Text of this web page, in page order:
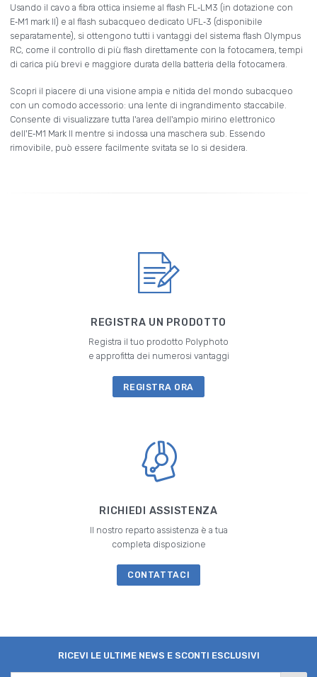
Usando il cavo a fibra ottica insieme al flash FL‑LM3 (in dotazione con
E‑M1 mark II) e al flash subacqueo dedicato UFL‑3 (disponibile
separatamente), si ottengono tutti i vantaggi del sistema flash Olympus
RC, come il controllo di più flash direttamente con la fotocamera, tempi
di carica più brevi e maggiore durata della batteria della fotocamera.
Scopri il piacere di una visione ampia e nitida del mondo subacqueo
con un comodo accessorio: una lente di ingrandimento staccabile.
Consente di visualizzare tutta l'area dell'ampio mirino elettronico
dell'E‑M1 Mark II mentre si indossa una maschera sub. Essendo
rimovibile, può essere facilmente svitata se lo si desidera.
REGISTRA UN PRODOTTO
Registra il tuo prodotto Polyphoto
e approfitta dei numerosi vantaggi
REGISTRA ORA
RICHIEDI ASSISTENZA
Il nostro reparto assistenza è a tua
completa disposizione
CONTATTACI
RICEVI LE ULTIME NEWS E SCONTI ESCLUSIVI